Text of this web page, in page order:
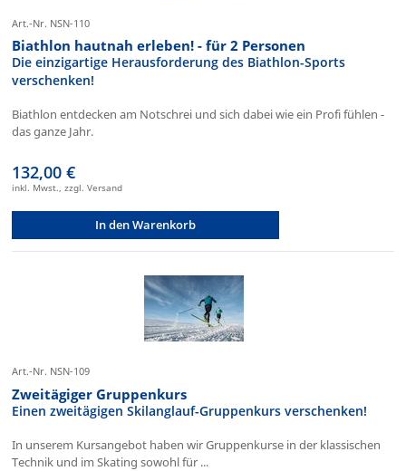
Art.-Nr. NSN-110
Biathlon hautnah erleben! - für 2 Personen
Die einzigartige Herausforderung des Biathlon-Sports
verschenken!
Biathlon entdecken am Notschrei und sich dabei wie ein Profi fühlen -
das ganze Jahr.
132,00 €
inkl. Mwst., zzgl. Versand
In den Warenkorb
Art.-Nr. NSN-109
Zweitägiger Gruppenkurs
Einen zweitägigen Skilanglauf-Gruppenkurs verschenken!
In unserem Kursangebot haben wir Gruppenkurse in der klassischen
Technik und im Skating sowohl für ...